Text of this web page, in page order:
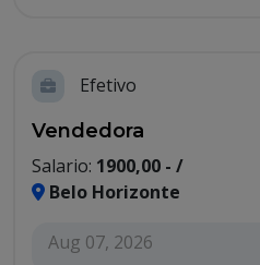
Efetivo
Vendedora
Salario: 1900,00 - /
Belo Horizonte
Aug 07, 2026